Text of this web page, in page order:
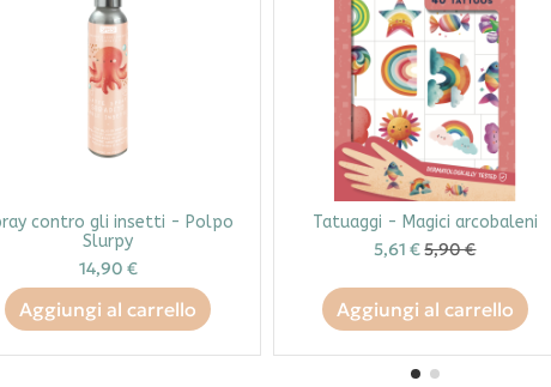
contro gli insetti - Polpo
Slurpy
14,90 €
Aggiungi al carrello
Tatuaggi - Magici arcobaleni
5,61 €5,90 €
Aggiungi al carrello